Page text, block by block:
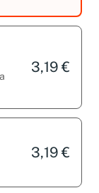
3,19 €
3,19 €